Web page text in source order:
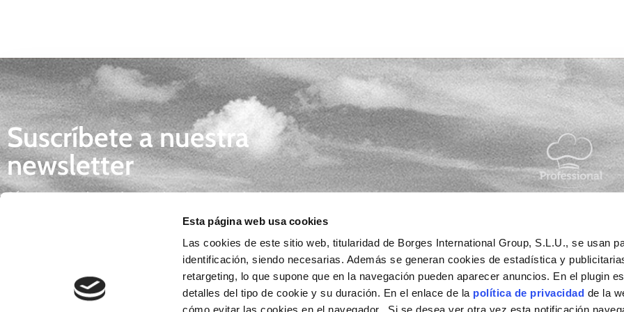
Esta página web usa cookies
Las cookies de este sitio web, titularidad de Borges International Group, S.L.U., se usan
identificación, siendo necesarias. Además se generan cookies de estadística y
retargeting, lo que supone que en la navegación pueden aparecer anuncios. En el plugin
detalles del tipo de cookie y su duración. En el enlace de la política de privacidad de la
Suscríbete a nuestra
newsletter
Síguenos y descubre todas las novedades
POLÍTICA DE PRIVACIDAD. Responsable del